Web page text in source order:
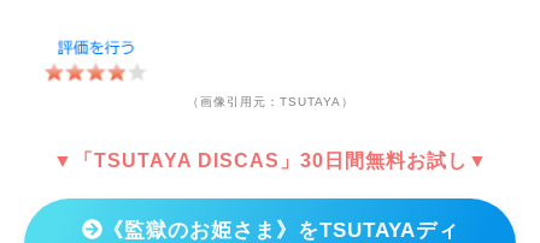
（画像引用元：TSUTAYA）
▼「TSUTAYA DISCAS」30日間無料お試し▼
《監獄のお姫さま》をTSUTAYAディ